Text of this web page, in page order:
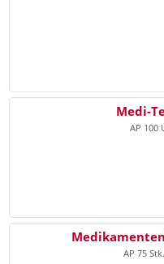
Medi-
AP 100
AP 75